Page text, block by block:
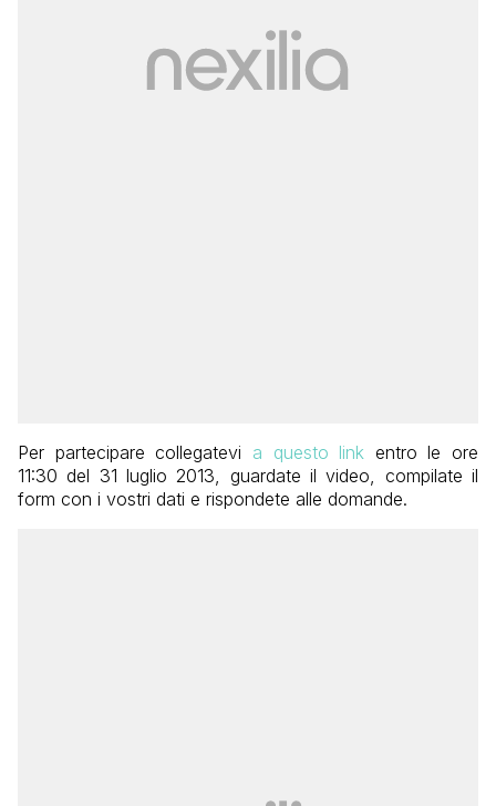
Per partecipare collegatevi a questo link entro le ore
11:30 del 31 luglio 2013, guardate il video, compilate il
form con i vostri dati e rispondete alle domande.